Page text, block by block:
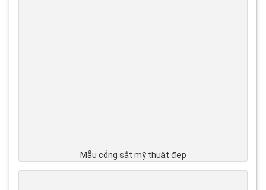
Mẫu cổng sắt mỹ thuật đẹp